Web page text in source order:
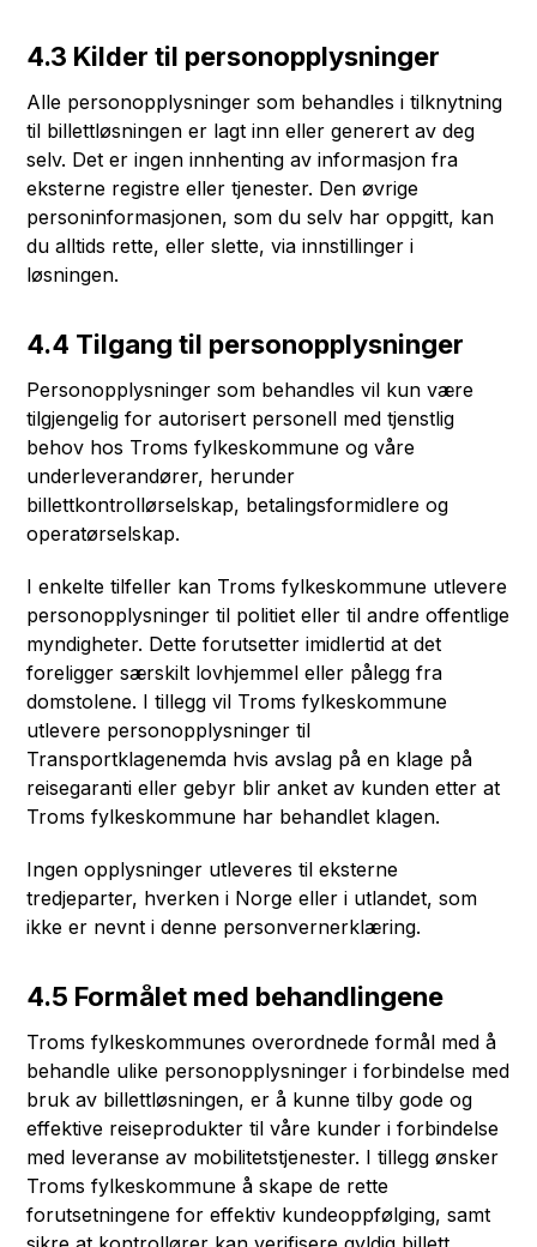
4.3 Kilder til personopplysninger
Alle personopplysninger som behandles i tilknytning
til billettløsningen er lagt inn eller generert av deg
selv. Det er ingen innhenting av informasjon fra
eksterne registre eller tjenester. Den øvrige
personinformasjonen, som du selv har oppgitt, kan
du alltids rette, eller slette, via innstillinger i
løsningen.
4.4 Tilgang til personopplysninger
Personopplysninger som behandles vil kun være
tilgjengelig for autorisert personell med tjenstlig
behov hos Troms fylkeskommune og våre
underleverandører, herunder
billettkontrollørselskap, betalingsformidlere og
operatørselskap.
I enkelte tilfeller kan Troms fylkeskommune utlevere
personopplysninger til politiet eller til andre offentlige
myndigheter. Dette forutsetter imidlertid at det
foreligger særskilt lovhjemmel eller pålegg fra
domstolene. I tillegg vil Troms fylkeskommune
utlevere personopplysninger til
Transportklagenemda hvis avslag på en klage på
reisegaranti eller gebyr blir anket av kunden etter at
Troms fylkeskommune har behandlet klagen.
Ingen opplysninger utleveres til eksterne
tredjeparter, hverken i Norge eller i utlandet, som
ikke er nevnt i denne personvernerklæring.
4.5 Formålet med behandlingene
Troms fylkeskommunes overordnede formål med å
behandle ulike personopplysninger i forbindelse med
bruk av billettløsningen, er å kunne tilby gode og
effektive reiseprodukter til våre kunder i forbindelse
med leveranse av mobilitetstjenester. I tillegg ønsker
Troms fylkeskommune å skape de rette
forutsetningene for effektiv kundeoppfølging, samt